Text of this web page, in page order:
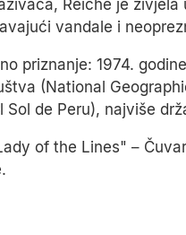
Reiche je
vandale i
priznanje: 1974.
(National
Sol de Peru), najviše
of the Lines" –